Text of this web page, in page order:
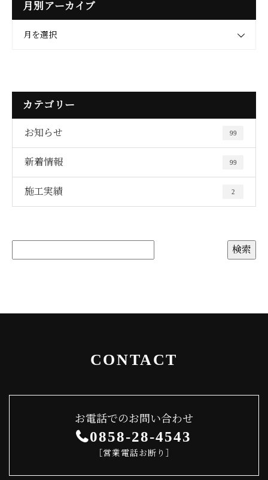
月別アーカイブ
月を選択
カテゴリー
お知らせ 99
新着情報 99
施工実績 2
CONTACT
お電話でのお問い合わせ
0858-28-4543
［営業電話お断り］